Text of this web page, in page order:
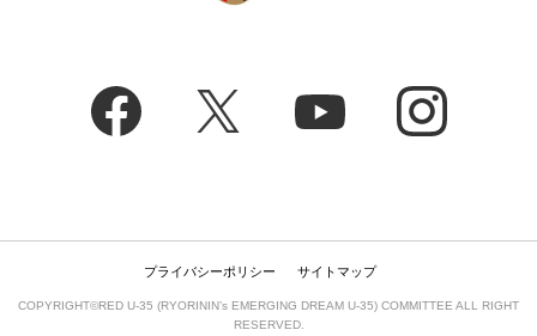
プライバシーポリシー サイトマップ
COPYRIGHT©RED U-35 (RYORININ’s EMERGING DREAM U-35) COMMITTEE ALL RIGHT
RESERVED.